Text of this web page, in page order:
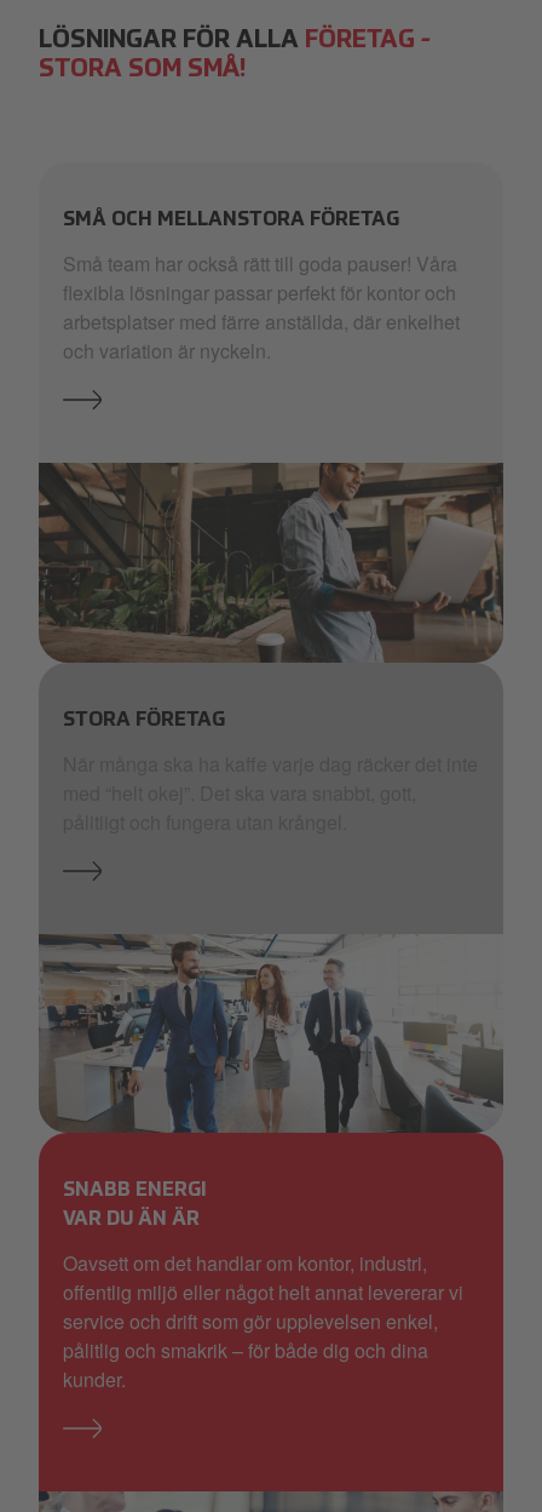
LÖSNINGAR FÖR ALLA FÖRETAG -
STORA SOM SMÅ!
SMÅ OCH MELLANSTORA FÖRETAG
Små team har också rätt till goda pauser! Våra
flexibla lösningar passar perfekt för kontor och
arbetsplatser med färre anställda, där enkelhet
och variation är nyckeln.
STORA FÖRETAG
Selecta_kaffe_stora_företag_26.png
SNABB ENERGI
VAR DU ÄN ÄR
Oavsett om det handlar om kontor, industri,
offentlig miljö eller något helt annat levererar vi
service och drift som gör upplevelsen enkel,
pålitlig och smakrik – för både dig och dina
kunder.